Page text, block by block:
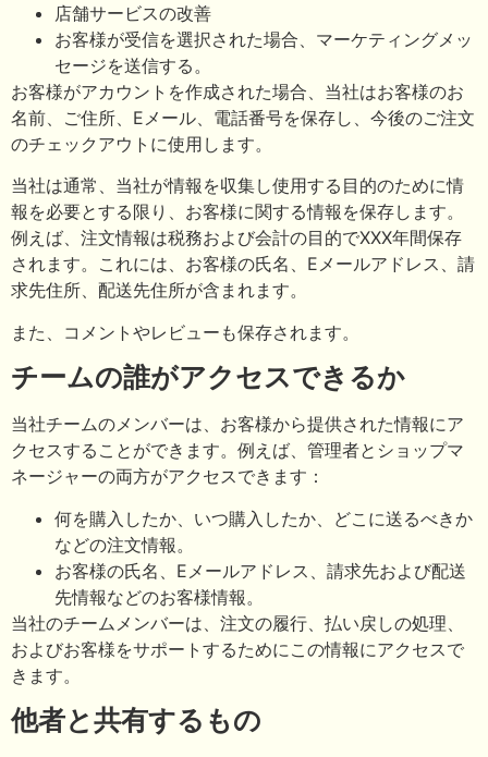
店舗サービスの改善
お客様が受信を選択された場合、マーケティングメッ
セージを送信する。
お客様がアカウントを作成された場合、当社はお客様のお
名前、ご住所、Eメール、電話番号を保存し、今後のご注文
のチェックアウトに使用します。
当社は通常、当社が情報を収集し使用する目的のために情
報を必要とする限り、お客様に関する情報を保存します。
例えば、注文情報は税務および会計の目的でXXX年間保存
されます。これには、お客様の氏名、Eメールアドレス、請
求先住所、配送先住所が含まれます。
また、コメントやレビューも保存されます。
チームの誰がアクセスできるか
当社チームのメンバーは、お客様から提供された情報にア
クセスすることができます。例えば、管理者とショップマ
ネージャーの両方がアクセスできます：
何を購入したか、いつ購入したか、どこに送るべきか
などの注文情報。
お客様の氏名、Eメールアドレス、請求先および配送
先情報などのお客様情報。
当社のチームメンバーは、注文の履行、払い戻しの処理、
およびお客様をサポートするためにこの情報にアクセスで
きます。
他者と共有するもの